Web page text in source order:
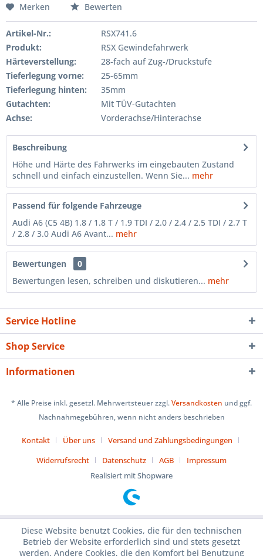
Merken Bewerten
Artikel-Nr.:
RSX741.6
Produkt:
RSX Gewindefahrwerk
Härteverstellung:
28-fach auf Zug-/Druckstufe
Tieferlegung vorne:
25-65mm
Tieferlegung hinten:
35mm
Gutachten:
Mit TÜV-Gutachten
Achse:
Vorderachse/Hinterachse
Beschreibung
Höhe und Härte des Fahrwerks im eingebauten Zustand
schnell und einfach einzustellen. Wenn Sie... mehr
Passend für folgende Fahrzeuge
Audi A6 (C5 4B) 1.8 / 1.8 T / 1.9 TDI / 2.0 / 2.4 / 2.5 TDI / 2.7 T
/ 2.8 / 3.0 Audi A6 Avant... mehr
Bewertungen
0
Bewertungen lesen, schreiben und diskutieren... mehr
Service Hotline
Shop Service
Informationen
* Alle Preise inkl. gesetzl. Mehrwertsteuer zzgl.Versandkosten und ggf.
Nachnahmegebühren, wenn nicht anders beschrieben
Kontakt Über uns
Versand und Zahlungsbedingungen
Widerrufsrecht
Datenschutz AGB
Impressum
Realisiert mit Shopware
Diese Website benutzt Cookies, die für den technischen
Betrieb der Website erforderlich sind und stets gesetzt
werden. Andere Cookies, die den Komfort bei Benutzung